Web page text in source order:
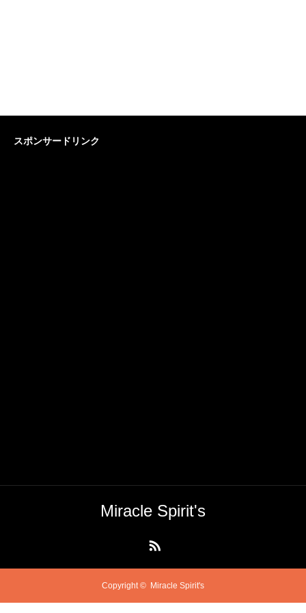
スポンサードリンク
Miracle Spirit's
Copyright © Miracle Spirit's